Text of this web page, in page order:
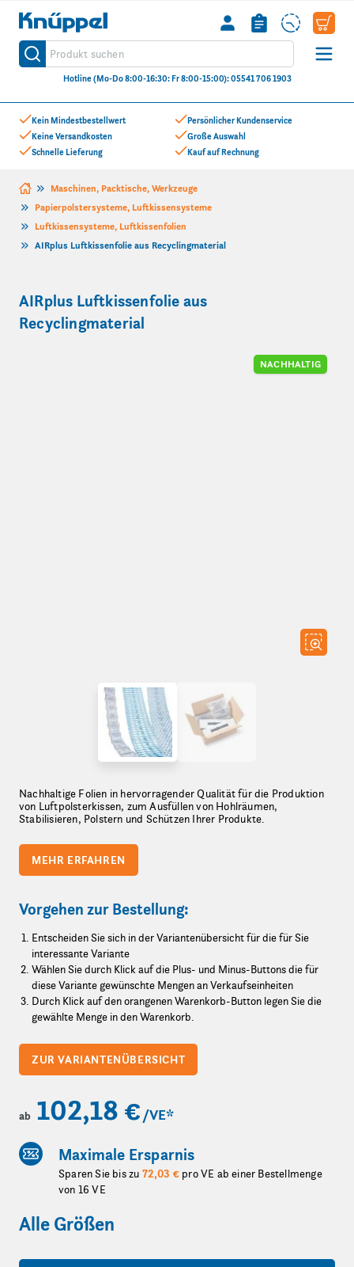
Kein Mindestbestellwert
Keine Versandkosten
Schnelle Lieferung
Persönlicher Kundenservice
Große Auswahl
Kauf auf Rechnung
Knüppel
Produkt suchen
Suche
Hotline (Mo-Do 8:00-16:30: Fr 8:00-15:00): 05541 706 1903
Zum Inhalt springen
Maschinen, Packtische, Werkzeuge
Papierpolstersysteme, Luftkissensysteme
Luftkissensysteme, Luftkissenfolien
AIRplus Luftkissenfolie aus Recyclingmaterial
AIRplus Luftkissenfolie aus
Recyclingmaterial
NACHHALTIG
Nachhaltige Folien in hervorragender Qualität für die Produktion
von Luftpolsterkissen, zum Ausfüllen von Hohlräumen,
Stabilisieren, Polstern und Schützen Ihrer Produkte.
MEHR ERFAHREN
Vorgehen zur Bestellung:
Entscheiden Sie sich in der Variantenübersicht für die für Sie
interessante Variante
Wählen Sie durch Klick auf die Plus- und Minus-Buttons die für
diese Variante gewünschte Mengen an Verkaufseinheiten
Durch Klick auf den orangenen Warenkorb-Button legen Sie die
gewählte Menge in den Warenkorb.
ZUR VARIANTENÜBERSICHT
ab 102,18 € /VE*
Maximale Ersparnis
Sparen Sie bis zu 72,03 € pro VE ab einer Bestellmenge
von 16 VE
Alle Größen